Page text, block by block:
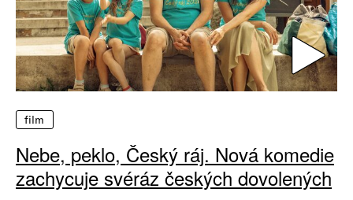
film
Nebe, peklo, Český ráj. Nová komedie
zachycuje svéráz českých dovolených